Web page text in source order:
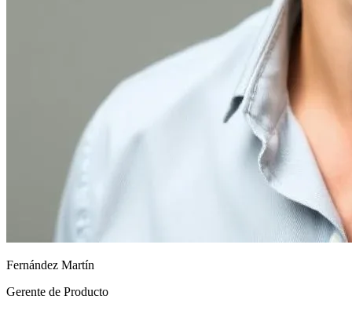
Fernández Martín
Gerente de Producto